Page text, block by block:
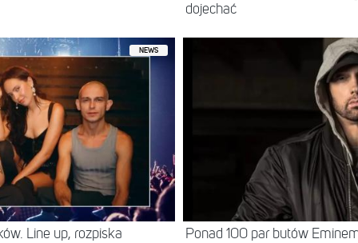
dojechać
NEWS
Line up, rozpiska
Ponad 100 par butów